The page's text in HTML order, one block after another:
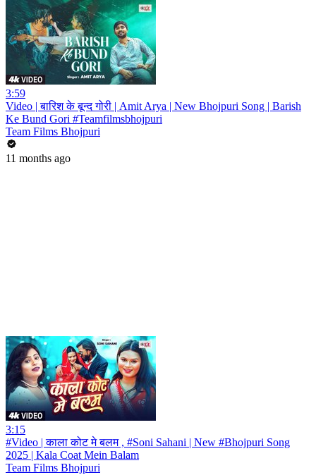
3:59
Video | बारिश के बून्द गोरी | Amit Arya | New Bhojpuri Song | Barish
Ke Bund Gori #Teamfilmsbhojpuri
Team Films Bhojpuri
11 months ago
3:15
#Video | काला कोट मे बलम , #Soni Sahani | New #Bhojpuri Song
2025 | Kala Coat Mein Balam
Team Films Bhojpuri